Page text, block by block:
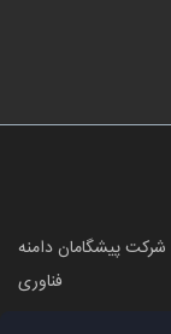
شرکت پیشگامان دامنه
فناوری